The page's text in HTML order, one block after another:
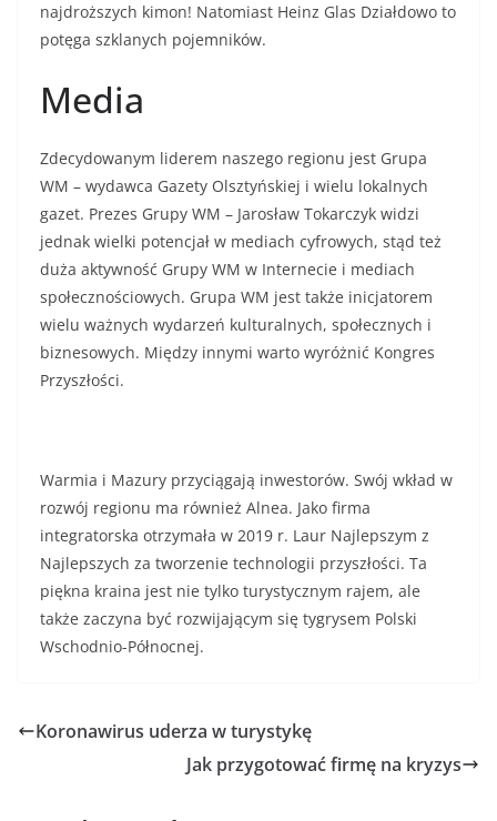
najdroższych kimon! Natomiast Heinz Glas Działdowo to
potęga szklanych pojemników.
Media
Zdecydowanym liderem naszego regionu jest Grupa
WM – wydawca Gazety Olsztyńskiej i wielu lokalnych
gazet. Prezes Grupy WM – Jarosław Tokarczyk widzi
jednak wielki potencjał w mediach cyfrowych, stąd też
duża aktywność Grupy WM w Internecie i mediach
społecznościowych. Grupa WM jest także inicjatorem
wielu ważnych wydarzeń kulturalnych, społecznych i
biznesowych. Między innymi warto wyróżnić Kongres
Przyszłości.
Warmia i Mazury przyciągają inwestorów. Swój wkład w
rozwój regionu ma również Alnea. Jako firma
integratorska otrzymała w 2019 r. Laur Najlepszym z
Najlepszych za tworzenie technologii przyszłości. Ta
piękna kraina jest nie tylko turystycznym rajem, ale
także zaczyna być rozwijającym się tygrysem Polski
Wschodnio-Północnej.
Koronawirus uderza w turystykę
Jak przygotować firmę na kryzys